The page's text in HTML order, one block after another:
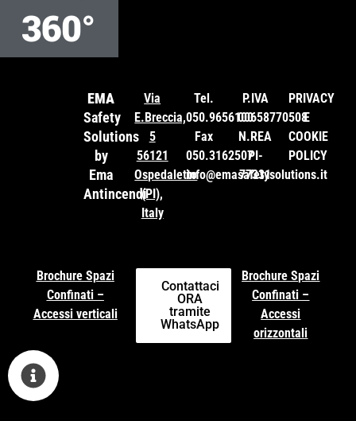
360°
EMA
Safety
Solutions
by
Ema
Antincendi
Via
E.Breccia,
5
56121
Ospedaletto
(PI),
Italy
Tel.
050.9656100
Fax
050.3162507
info@emasafetysolutions.it
P.IVA
00658770508
N.REA
PI-
77331
PRIVACY
E
COOKIE
POLICY
Brochure Spazi
Confinati –
Accessi verticali
Contattaci
ORA
tramite
WhatsApp
Brochure Spazi
Confinati –
Accessi
orizzontali